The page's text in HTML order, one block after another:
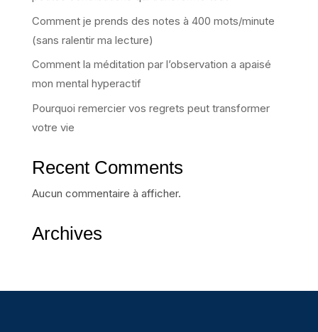
Comment je prends des notes à 400 mots/minute
(sans ralentir ma lecture)
Comment la méditation par l’observation a apaisé
mon mental hyperactif
Pourquoi remercier vos regrets peut transformer
votre vie
Recent Comments
Aucun commentaire à afficher.
Archives